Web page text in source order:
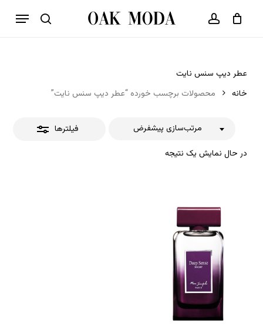
جستجو حساب کاربری
فهرست
سبد خرید بستن
عطر دیپ سنس نایت
خانه
محصولات برچسب خورده “عطر دیپ سنس نایت”
فیلترها
در حال نمایش یک نتیجه
مرتب‌سازی پیشفرض
بستن